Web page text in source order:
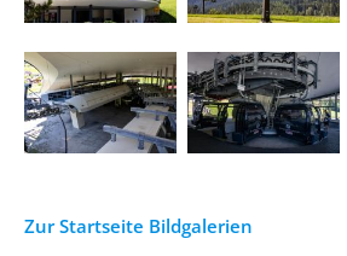
Zur Startseite Bildgalerien